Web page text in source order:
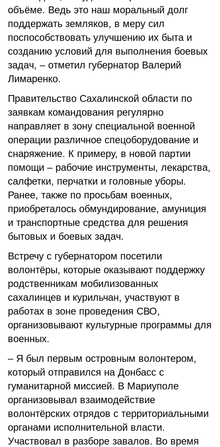
объёме. Ведь это наш моральный долг
поддержать земляков, в меру сил
поспособствовать улучшению их быта и
созданию условий для выполнения боевых
задач, – отметил губернатор Валерий
Лимаренко.
Правительство Сахалинской области по
заявкам командования регулярно
направляет в зону специальной военной
операции различное спецоборудование и
снаряжение. К примеру, в новой партии
помощи – рабочие инструменты, лекарства,
салфетки, перчатки и головные уборы.
Ранее, также по просьбам военных,
приобреталось обмундирование, амуниция
и транспортные средства для решения
бытовых и боевых задач.
Встречу с губернатором посетили
волонтёры, которые оказывают поддержку
родственникам мобилизованных
сахалинцев и курильчан, участвуют в
работах в зоне проведения СВО,
организовывают культурные программы для
военных.
– Я был первым островным волонтером,
который отправился на Донбасс с
гуманитарной миссией. В Мариуполе
организовывал взаимодействие
волонтёрских отрядов с территориальными
органами исполнительной власти.
Участвовал в разборе завалов. Во время